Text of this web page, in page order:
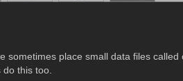
sometimes place small data files called
this too.